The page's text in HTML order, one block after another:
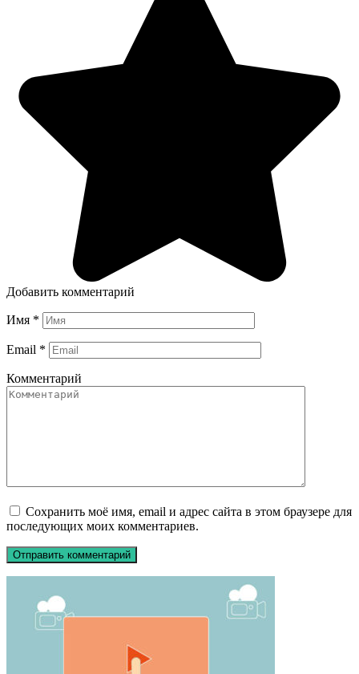
Добавить комментарий
Имя *
Email *
Комментарий
Сохранить моё имя, email и адрес сайта в этом браузере для
последующих моих комментариев.